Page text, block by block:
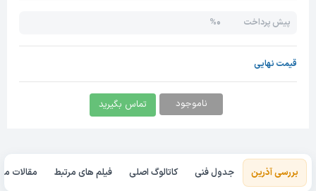
پیش پرداخت 0%
قیمت نهایی
ناموجود تماس بگیرید
بررسی آذرین جدول فنی کاتالوگ اصلی فیلم های مرتبط مقالات